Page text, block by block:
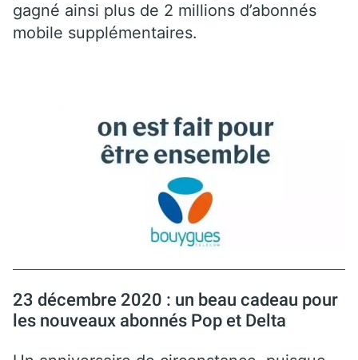
gagné ainsi plus de 2 millions d’abonnés
mobile supplémentaires.
23 décembre 2020 : un beau cadeau pour
les nouveaux abonnés Pop et Delta